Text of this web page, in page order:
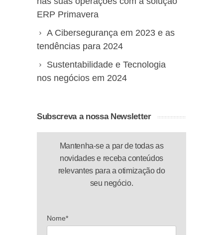
ERP Primavera
A Cibersegurança em 2023 e as
tendências para 2024
Sustentabilidade e Tecnologia
nos negócios em 2024
Subscreva a nossa Newsletter
Mantenha-se a par de todas as
novidades e receba conteúdos
relevantes para a otimização do
seu negócio.
Nome*